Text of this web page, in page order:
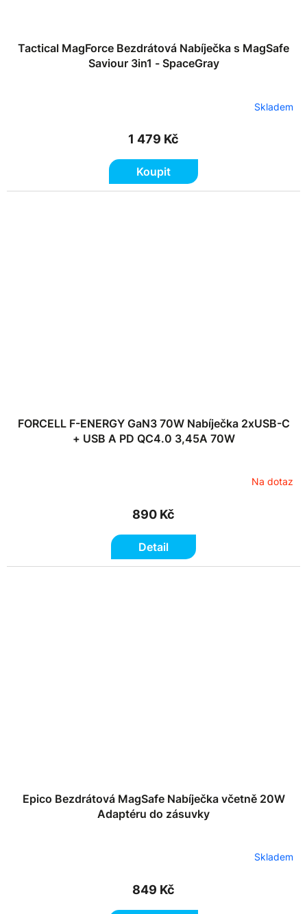
Tactical MagForce Bezdrátová Nabíječka s MagSafe
Saviour 3in1 - SpaceGray
Skladem
1 479 Kč
Koupit
FORCELL F-ENERGY GaN3 70W Nabíječka 2xUSB-C
+ USB A PD QC4.0 3,45A 70W
Na dotaz
890 Kč
Detail
Epico Bezdrátová MagSafe Nabíječka včetně 20W
Adaptéru do zásuvky
Skladem
849 Kč